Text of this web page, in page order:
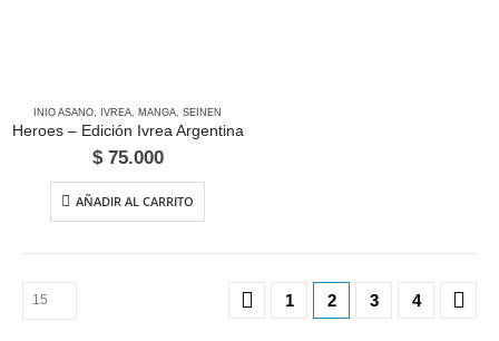
INIO ASANO IVREA MANGA SEINEN
Heroes – Edición Ivrea Argentina
$75.000
AÑADIR AL CARRITO
1 2 3 4